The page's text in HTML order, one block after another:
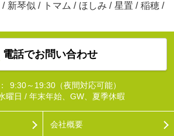
/ 新琴似 / トマム / ほしみ / 星置 / 稲穂 /
電話でお問い合わせ
9:30～19:30（夜間対応可能）
曜日 / 年末年始、GW、夏季休暇
会社概要